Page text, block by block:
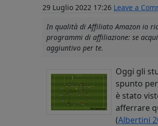
29 Luglio 2022 17:26 Leave a
In qualità di Affiliato Amazon io
programmi di affiliazione: se
aggiuntivo per te.
Oggi gli
spunto
è stato
afferrare
(Albertini